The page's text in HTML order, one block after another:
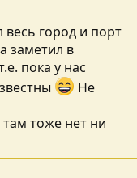
продавца
первый и
мною кусок,
город и порт
заметил в
пока у нас
Не
тоже нет ни